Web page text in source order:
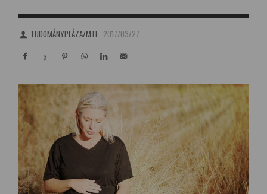
TUDOMÁNYPLÁZA/MTI 2017/03/27